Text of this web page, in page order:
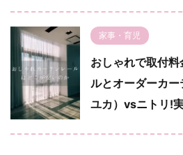
家事・育児
おしゃれで取付
ルとオーダーカ
ユカ）vsニトリ!